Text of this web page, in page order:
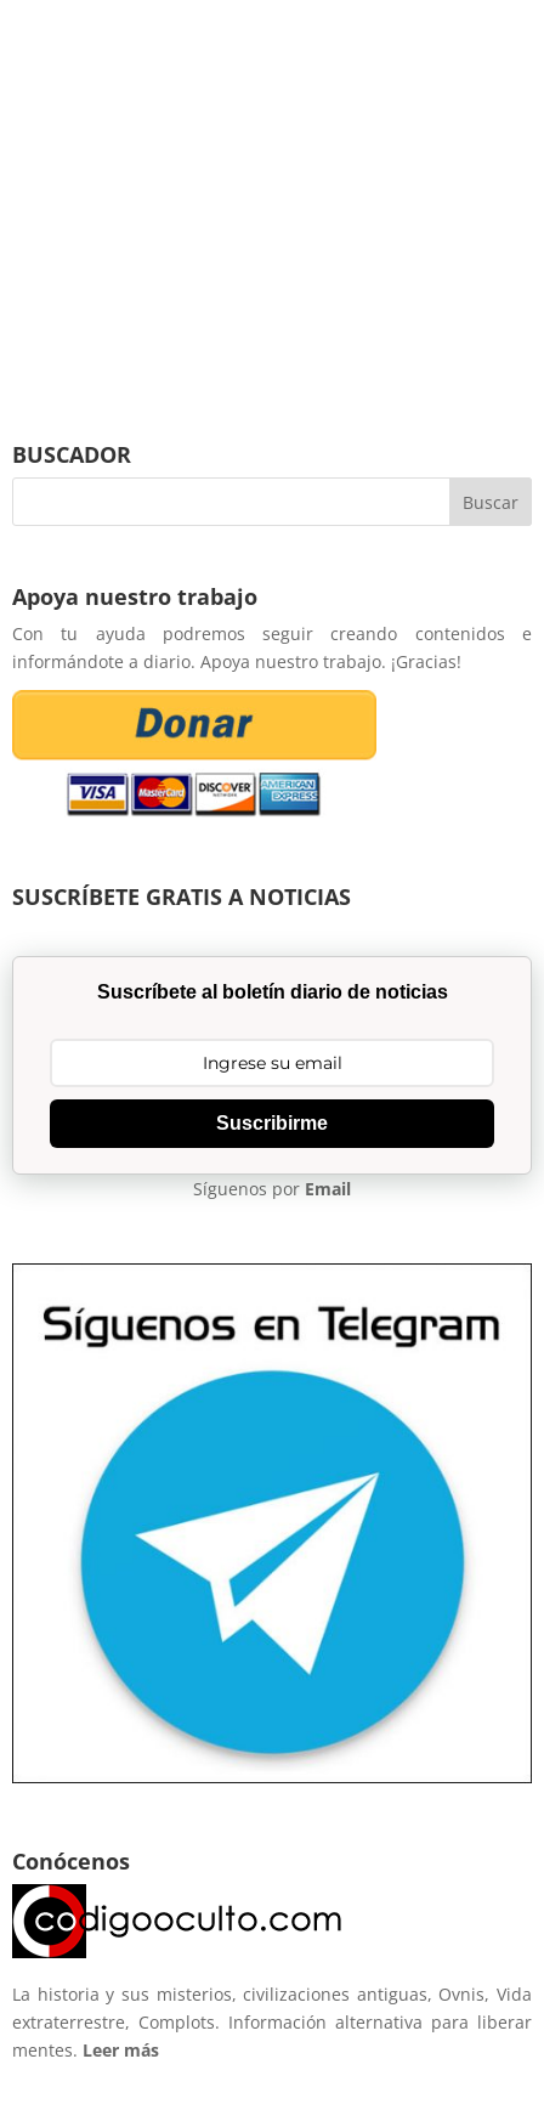
BUSCADOR
Apoya nuestro trabajo
Con tu ayuda podremos seguir creando contenidos e
informándote a diario. Apoya nuestro trabajo. ¡Gracias!
SUSCRÍBETE GRATIS A NOTICIAS
Suscríbete al boletín diario de noticias
Suscribirme
Síguenos por Email
Conócenos
La historia y sus misterios, civilizaciones antiguas, Ovnis, Vida
extraterrestre, Complots. Información alternativa para liberar
mentes. Leer más